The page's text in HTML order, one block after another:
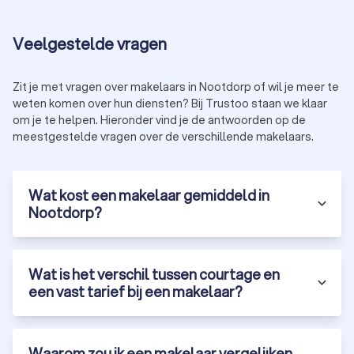
Huur- of verhuurmakelaar
huis of appartement in Nootdorp. De belangrijkste taken van
een verhuurmakelaar zijn:
jouw eigendom adverteren op geschikte platformen;
potentiële (ver)huurders screenen om een goede match
te vinden;
Taxateur
Eentaxateurspeelt een cruciale rol bij het bepalen van de
waarde van een huis. Taxateurs in Nootdorp doen dit door:
het huis grondig te inspecteren;
jouw huis te vergelijken met huizen in de omgeving;
een gedetailleerdtaxatierapport
Veelgestelde vragen
Zit je met vragen over makelaars in Nootdorp of wil je meer te
weten komen over hun diensten? Bij Trustoo staan we klaar
om je te helpen. Hieronder vind je de antwoorden op de
meestgestelde vragen over de verschillende makelaars.
Wat kost een makelaar gemiddeld in
Nootdorp?
Wat is het verschil tussen courtage en
een vast tarief bij een makelaar?